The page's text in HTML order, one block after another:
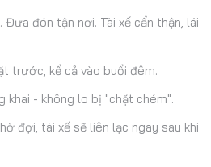
đón tận nơi. Tài xế cẩn thận, lái
trước, kể cả vào buổi đêm.
- không lo bị "chặt chém".
đợi, tài xế sẽ liên lạc ngay sau khi